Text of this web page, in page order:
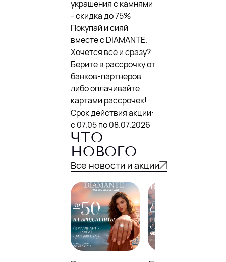
украшения с камнями
- скидка до 75%
Покупай и сияй
вместе с DIAMANTE.
Хочется всё и сразу?
Берите в рассрочку от
банков-партнеров
либо оплачивайте
картами рассрочек!
Срок действия акции:
с 07.05 по 08.07.2026
ЧТО
НОВОГО
Все новости и акции